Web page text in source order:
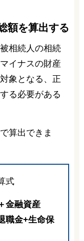
額を算出する
相続人の相続
イナスの財産
象となる、正
る必要がある
算出できま
式
金融資産
職金+生命保